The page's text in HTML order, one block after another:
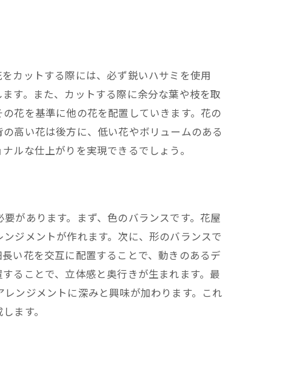
カットする際には、必ず鋭いハサミを使用
す。また、カットする際に余分な葉や枝を取
花を基準に他の花を配置していきます。花の
高い花は後方に、低い花やボリュームのある
ルな仕上がりを実現できるでしょう。
があります。まず、色のバランスです。花屋
ジメントが作れます。次に、形のバランスで
い花を交互に配置することで、動きのあるデ
ることで、立体感と奥行きが生まれます。最
ンジメントに深みと興味が加わります。これ
ます。